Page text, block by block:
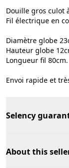
Douille gros culot
Fil électrique en
Diamètre globe
Hauteur globe
Longueur fil 80cm.
Envoi rapide et
Selency
About this